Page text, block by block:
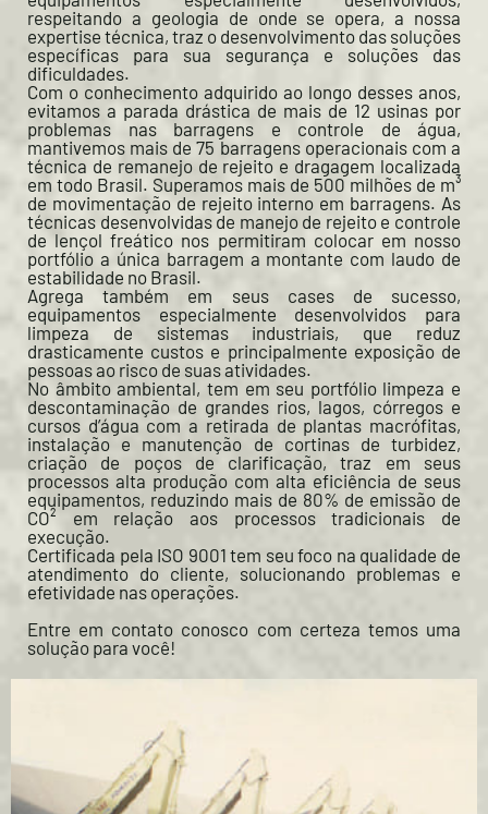
respeitando a geologia de onde se opera, a nossa
expertise técnica, traz o desenvolvimento das soluções
específicas para sua segurança e soluções das
dificuldades.
Com o conhecimento adquirido ao longo desses anos,
evitamos a parada drástica de mais de 12 usinas por
problemas nas barragens e controle de água,
mantivemos mais de 75 barragens operacionais com a
técnica de remanejo de rejeito e dragagem localizada
em todo Brasil. Superamos mais de 500 milhões de m³
de movimentação de rejeito interno em barragens. As
técnicas desenvolvidas de manejo de rejeito e controle
de lençol freático nos permitiram colocar em nosso
portfólio a única barragem a montante com laudo de
estabilidade no Brasil.
Agrega também em seus cases de sucesso,
equipamentos especialmente desenvolvidos para
limpeza de sistemas industriais, que reduz
drasticamente custos e principalmente exposição de
pessoas ao risco de suas atividades.
No âmbito ambiental, tem em seu portfólio limpeza e
descontaminação de grandes rios, lagos, córregos e
cursos d’água com a retirada de plantas macrófitas,
instalação e manutenção de cortinas de turbidez,
criação de poços de clarificação, traz em seus
processos alta produção com alta eficiência de seus
equipamentos, reduzindo mais de 80% de emissão de
CO² em relação aos processos tradicionais de
execução.
Certificada pela ISO 9001 tem seu foco na qualidade de
atendimento do cliente, solucionando problemas e
efetividade nas operações.
Entre em contato conosco com certeza temos uma
solução para você!